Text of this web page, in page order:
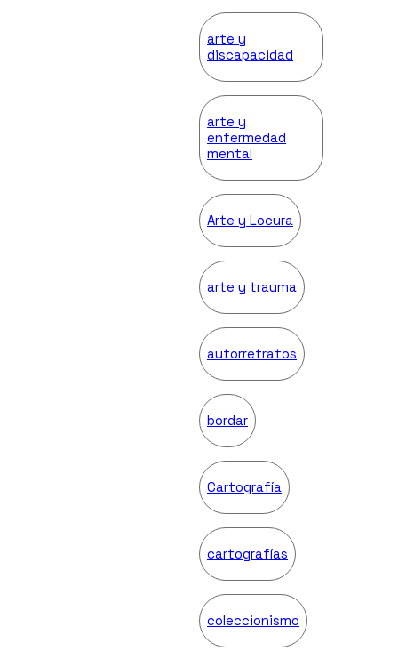
arte y
discapacidad
arte y
enfermedad
mental
Arte y Locura
arte y trauma
autorretratos
bordar
Cartografía
cartografías
coleccionismo